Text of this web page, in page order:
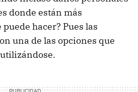
donde están más
puede hacer? Pues las
una de las opciones que